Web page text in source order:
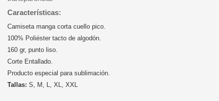
Características:
Camiseta manga corta cuello pico.
100% Poliéster tacto de algodón.
160 gr, punto liso.
Corte Entallado.
Producto especial para sublimación.
Tallas: S, M, L, XL, XXL